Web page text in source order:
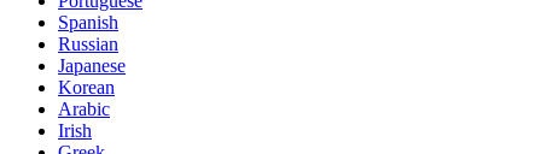
Spanish
Russian
Japanese
Korean
Arabic
Irish